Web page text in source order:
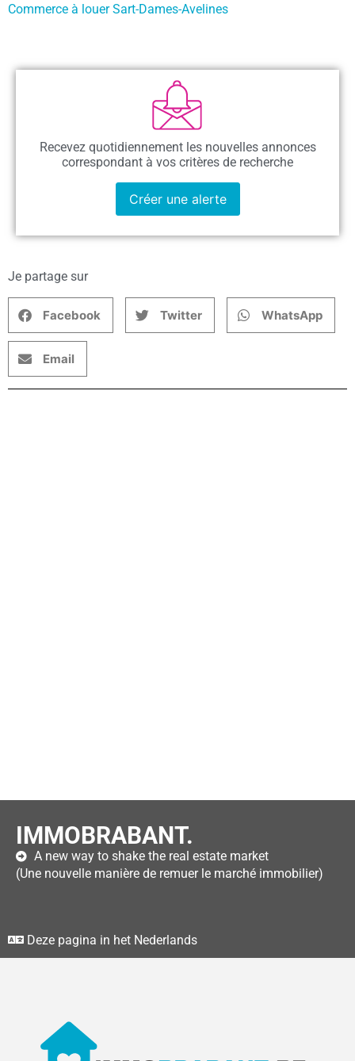
Commerce à louer Sart-Dames-Avelines
Recevez quotidiennement les nouvelles annonces
correspondant à vos critères de recherche
Créer une alerte
Je partage sur
Facebook Twitter WhatsApp
Email
IMMOBRABANT.
A new way to shake the real estate market
(Une nouvelle manière de remuer le marché immobilier)
Deze pagina in het Nederlands